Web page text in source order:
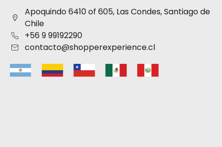
Apoquindo 6410 of 605, Las Condes, Santiago de
Chile
+56 9 99192290
contacto@shopperexperience.cl